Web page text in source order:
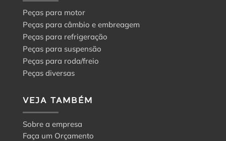
Peças para motor
Peças para câmbio e embreagem
Peças para refrigeração
Peças para suspensão
Peças para roda/freio
Peças diversas
VEJA TAMBÉM
Sobre a empresa
Faça um Orçamento